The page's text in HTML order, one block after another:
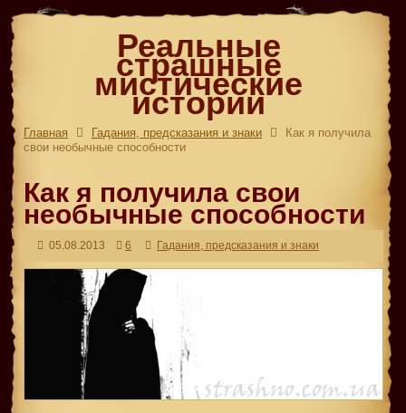
Реальные
страшные
мистические
истории
Главная Гадания, предсказания и знаки
Как я получила
свои необычные способности
Как я получила свои
необычные способности
05.08.2013 6 Гадания, предсказания и знаки